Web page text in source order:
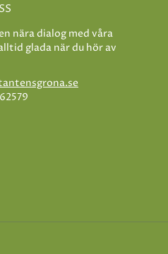
nära dialog med våra
glada när du hör av